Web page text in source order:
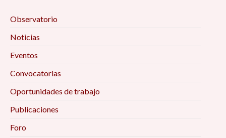
Observatorio
Noticias
Eventos
Convocatorias
Oportunidades de trabajo
Publicaciones
Foro